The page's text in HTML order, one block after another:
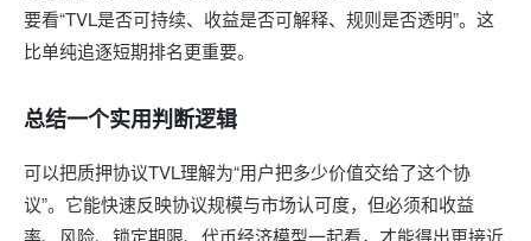
要看“TVL是否可持续、收益是否可解释、规则是否透明”。这
比单纯追逐短期排名更重要。
总结一个实用判断逻辑
可以把质押协议TVL理解为“用户把多少价值交给了这个协
议”。它能快速反映协议规模与市场认可度，但必须和收益
率、风险、锁定期限、代币经济模型一起看，才能得出更接近